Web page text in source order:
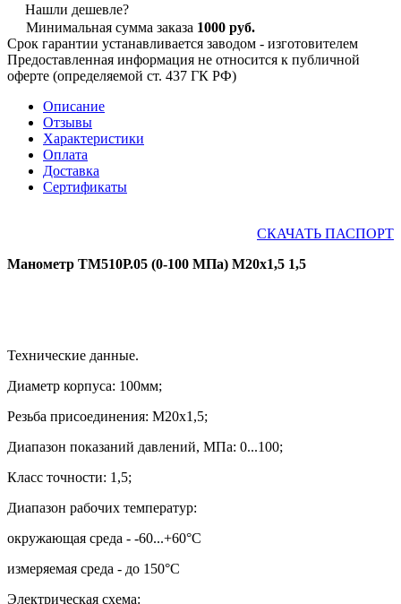
Нашли дешевле?
Минимальная сумма заказа 1000 руб.
Срок гарантии устанавливается заводом - изготовителем
Предоставленная информация не относится к публичной
оферте (определяемой ст. 437 ГК РФ)
Описание
Отзывы
Характеристики
Оплата
Доставка
Сертификаты
СКАЧАТЬ ПАСПОРТ
Манометр ТМ510Р.05 (0-100 МПа) М20х1,5 1,5
Технические данные.
Диаметр корпуса: 100мм;
Резьба присоединения: М20х1,5;
Диапазон показаний давлений, МПа: 0...100;
Класс точности: 1,5;
Диапазон рабочих температур:
окружающая среда - -60...+60°С
измеряемая среда - до 150°С
Электрическая схема: